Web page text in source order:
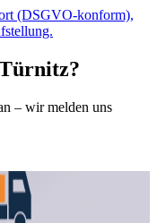
(DSGVO-konform),
?
– wir melden uns